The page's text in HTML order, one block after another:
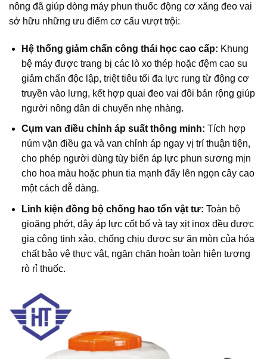
nông đã giúp dòng máy phun thuốc động cơ xăng đeo vai
sở hữu những ưu điểm cơ cấu vượt trội:
Hệ thống giảm chấn công thái học cao cấp: Khung
bệ máy được trang bị các lò xo thép hoặc đệm cao su
giảm chấn độc lập, triệt tiêu tối đa lực rung từ động cơ
truyền vào lưng, kết hợp quai đeo vai đôi bản rộng giúp
người nông dân di chuyển nhẹ nhàng.
Cụm van điều chỉnh áp suất thông minh: Tích hợp
núm vặn điều ga và van chỉnh áp ngay vị trí thuận tiện,
cho phép người dùng tùy biến áp lực phun sương mịn
cho hoa màu hoặc phun tia mạnh đẩy lên ngọn cây cao
một cách dễ dàng.
Linh kiện đồng bộ chống hao tổn vật tư: Toàn bộ
gioăng phớt, dây áp lực cốt bố và tay xịt inox đều được
gia công tinh xảo, chống chịu được sự ăn mòn của hóa
chất bảo vệ thực vật, ngăn chặn hoàn toàn hiện tượng
rò rỉ thuốc.